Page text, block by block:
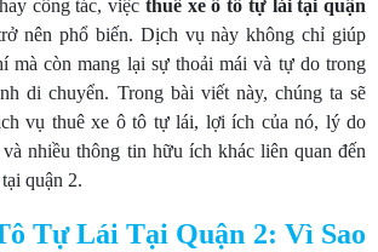
công tác, việc thuê xe ô tô tự lái tại quận
nên phổ biến. Dịch vụ này không chỉ giúp
mà còn mang lại sự thoải mái và tự do trong
di chuyển. Trong bài viết này, chúng ta sẽ
vụ thuê xe ô tô tự lái, lợi ích của nó, lý do
nhiều thông tin hữu ích khác liên quan đến
quận 2.
Tự Lái Tại Quận 2: Vì Sao